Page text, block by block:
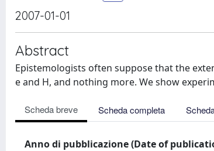
2007-01-01
Abstract
Epistemologists often suppose that the
e and H, and nothing more. We show
Scheda breve Scheda completa
Anno di pubblicazione (Date of